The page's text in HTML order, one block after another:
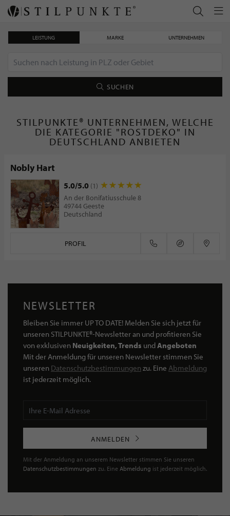
LEISTUNG MARKE UNTERNEHMEN
SUCHEN
STILPUNKTE® UNTERNEHMEN, WELCHE
DIE KATEGORIE "ROSTDEKO" IN
DEUTSCHLAND ANBIETEN
Nobly Hart
5.0/5.0 (1)
An der Bonifatiusschule 8
49744 Geeste
Deutschland
PROFIL
NEWSLETTER
Bleiben Sie immer UP TO DATE! Melden Sie sich jetzt für
unseren STILPUNKTE®-Newsletter an und profitieren Sie
von exklusiven Neuigkeiten, Trends undAngeboten
Mit der Anmeldung für unseren Newsletter stimmen Sie
unseren Datenschutzbestimmungen zu. Eine Abmeldung
ist jederzeit möglich.
ANMELDEN
Mit der Anmeldung an unserem Newsletter stimmen Sie unseren
Datenschutzbestimmungen zu. Eine Abmeldung ist jederzeit möglich.